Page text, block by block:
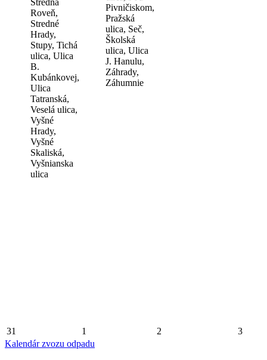
Stredná
Roveň,
Stredné
Hrady,
Stupy, Tichá
ulica, Ulica
B.
Kubánkovej,
Ulica
Tatranská,
Veselá ulica,
Vyšné
Hrady,
Vyšné
Skaliská,
Vyšnianska
ulica
Pivničiskom,
Pražská
ulica, Seč,
Školská
ulica, Ulica
J. Hanulu,
Záhrady,
Záhumnie
31 1 2
3
Kalendár zvozu odpadu